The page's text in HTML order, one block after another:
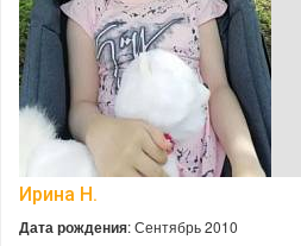
Ирина Н.
Дата рождения: Сентябрь 2010